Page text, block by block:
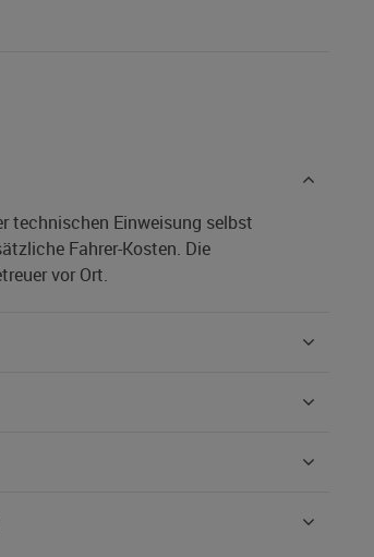
technischen Einweisung selbst
Fahrer-Kosten. Die
vor Ort.